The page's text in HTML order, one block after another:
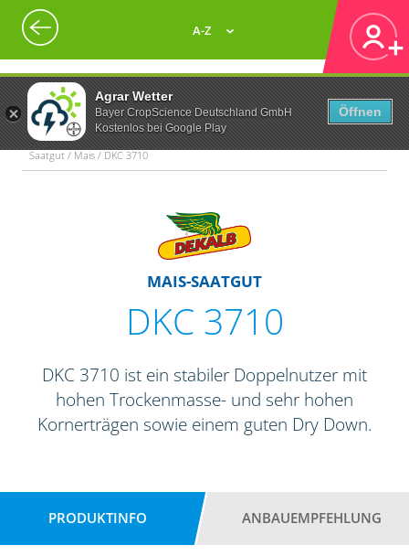
Agrar Wetter
Bayer CropScience Deutschland GmbH
Kostenlos bei Google Play
Öffnen
A-Z
Saatgut / Mais / DKC 3710
MAIS-SAATGUT
DKC 3710
DKC 3710 ist ein stabiler Doppelnutzer mit
hohen Trockenmasse- und sehr hohen
Kornerträgen sowie einem guten Dry Down.
PRODUKTINFO ANBAUEMPFEHLUNG